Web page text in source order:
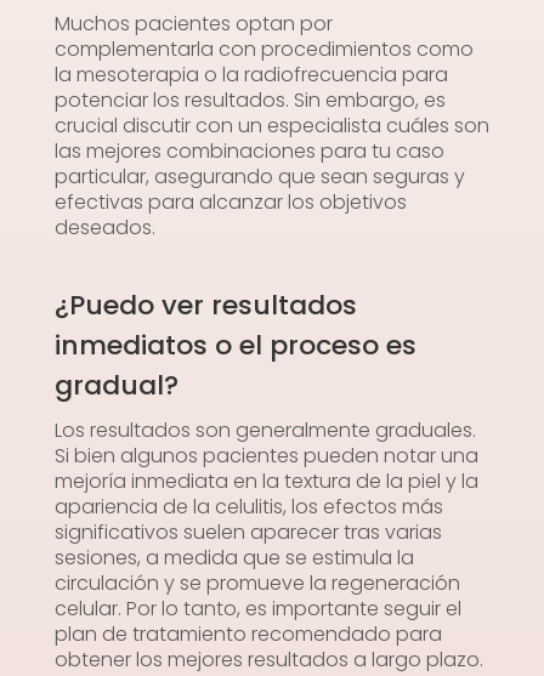
Muchos pacientes optan por
complementarla con procedimientos como
la mesoterapia o la radiofrecuencia para
potenciar los resultados. Sin embargo, es
crucial discutir con un especialista cuáles son
las mejores combinaciones para tu caso
particular, asegurando que sean seguras y
efectivas para alcanzar los objetivos
deseados.
¿Puedo ver resultados
inmediatos o el proceso es
gradual?
Los resultados son generalmente graduales.
Si bien algunos pacientes pueden notar una
mejoría inmediata en la textura de la piel y la
apariencia de la celulitis, los efectos más
significativos suelen aparecer tras varias
sesiones, a medida que se estimula la
circulación y se promueve la regeneración
celular. Por lo tanto, es importante seguir el
plan de tratamiento recomendado para
obtener los mejores resultados a largo plazo.